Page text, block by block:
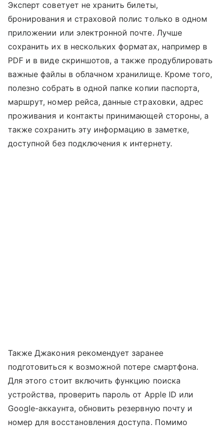
Эксперт советует не хранить билеты,
бронирования и страховой полис только в одном
приложении или электронной почте. Лучше
сохранить их в нескольких форматах, например в
PDF и в виде скриншотов, а также продублировать
важные файлы в облачном хранилище. Кроме того,
полезно собрать в одной папке копии паспорта,
маршрут, номер рейса, данные страховки, адрес
проживания и контакты принимающей стороны, а
также сохранить эту информацию в заметке,
доступной без подключения к интернету.
Также Джакония рекомендует заранее
подготовиться к возможной потере смартфона.
Для этого стоит включить функцию поиска
устройства, проверить пароль от Apple ID или
Google-аккаунта, обновить резервную почту и
номер для восстановления доступа. Помимо